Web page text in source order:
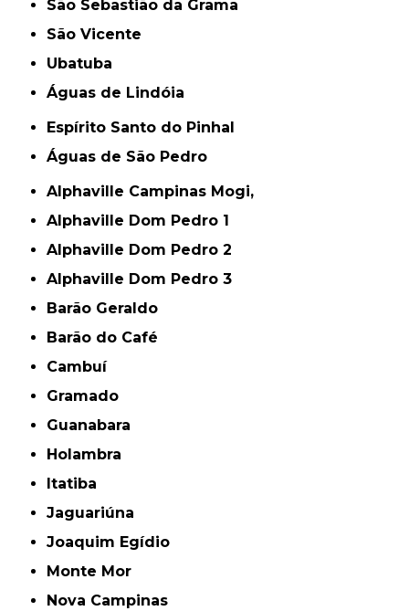
São Sebastião da Grama
São Vicente
Ubatuba
Águas de Lindóia
Espírito Santo do Pinhal
Águas de São Pedro
Alphaville Campinas Mogi,
Alphaville Dom Pedro 1
Alphaville Dom Pedro 2
Alphaville Dom Pedro 3
Barão Geraldo
Barão do Café
Cambuí
Gramado
Guanabara
Holambra
Itatiba
Jaguariúna
Joaquim Egídio
Monte Mor
Nova Campinas